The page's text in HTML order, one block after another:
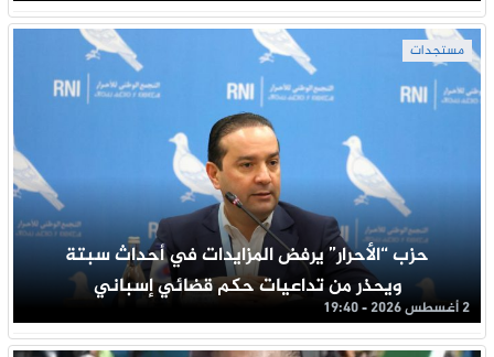
مستجدات
حزب “الأحرار” يرفض المزايدات في أحداث سبتة
ويحذر من تداعيات حكم قضائي إسباني
2 أغسطس 2026 - 19:40